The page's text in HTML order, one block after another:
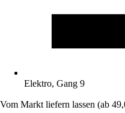
Elektro, Gang 9
Vom Markt liefern lassen (ab